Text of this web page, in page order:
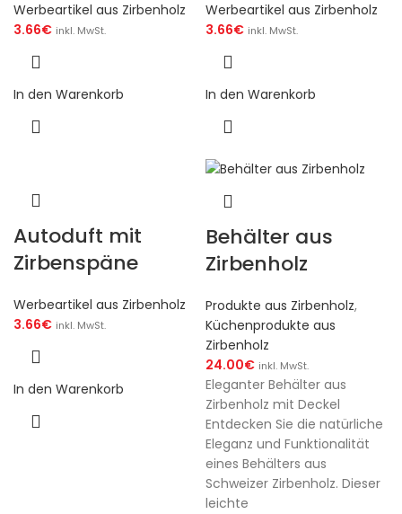
Werbeartikel aus Zirbenholz
3.66€ inkl. MwSt.
In den Warenkorb
Werbeartikel aus Zirbenholz
3.66€ inkl. MwSt.
In den Warenkorb
Autoduft mit
Zirbenspäne
Werbeartikel aus Zirbenholz
3.66€ inkl. MwSt.
In den Warenkorb
Behälter aus
Zirbenholz
Produkte aus Zirbenholz,
Küchenprodukte aus
Zirbenholz
24.00€ inkl. MwSt.
Eleganter Behälter aus
Zirbenholz mit Deckel
Entdecken Sie die natürliche
Eleganz und Funktionalität
eines Behälters aus
Schweizer Zirbenholz. Dieser
leichte